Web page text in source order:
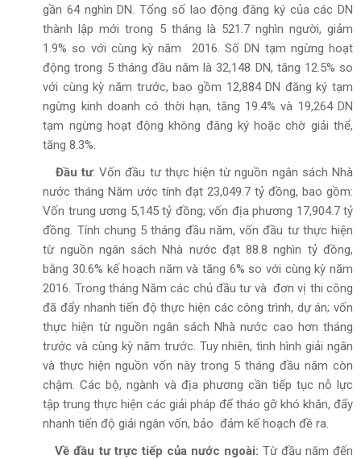
gần 64 nghìn DN. Tổng số lao động đăng ký của các DN
thành lập mới trong 5 tháng là 521.7 nghìn người, giảm
1.9% so với cùng kỳ năm 2016. Số DN tạm ngừng hoạt
động trong 5 tháng đầu năm là 32,148 DN, tăng 12.5% so
với cùng kỳ năm trước, bao gồm 12,884 DN đăng ký tạm
ngừng kinh doanh có thời hạn, tăng 19.4% và 19,264 DN
tạm ngừng hoạt động không đăng ký hoặc chờ giải thể,
tăng 8.3%.
Đầu tư: Vốn đầu tư thực hiện từ nguồn ngân sách Nhà
nước tháng Năm ước tính đạt 23,049.7 tỷ đồng, bao gồm:
Vốn trung ương 5,145 tỷ đồng; vốn địa phương 17,904.7 tỷ
đồng. Tính chung 5 tháng đầu năm, vốn đầu tư thực hiện
từ nguồn ngân sách Nhà nước đạt 88.8 nghìn tỷ đồng,
bằng 30.6% kế hoạch năm và tăng 6% so với cùng kỳ năm
2016. Trong tháng Năm các chủ đầu tư và đơn vị thi công
đã đẩy nhanh tiến độ thực hiện các công trình, dự án; vốn
thực hiện từ nguồn ngân sách Nhà nước cao hơn tháng
trước và cùng kỳ năm trước. Tuy nhiên, tình hình giải ngân
và thực hiện nguồn vốn này trong 5 tháng đầu năm còn
chậm. Các bộ, ngành và địa phương cần tiếp tục nỗ lực
tập trung thực hiện các giải pháp để tháo gỡ khó khăn, đẩy
nhanh tiến độ giải ngân vốn, bảo đảm kế hoạch đề ra.
Về đầu tư trực tiếp của nước ngoài: Từ đầu năm đến